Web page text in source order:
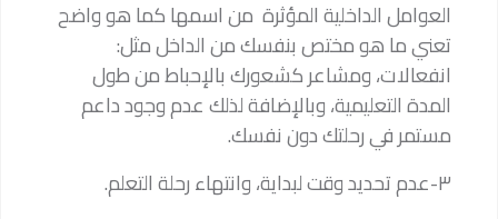
العوامل الداخلية المؤثرة من اسمها كما هو واضح
تعني ما هو مختص بنفسك من الداخل مثل:
انفعالات، ومشاعر كشعورك بالإحباط من طول
المدة التعليمية، وبالإضافة لذلك عدم وجود داعم
مستمر في رحلتك دون نفسك.
٣-عدم تحديد وقت لبداية، وانتهاء رحلة التعلم.